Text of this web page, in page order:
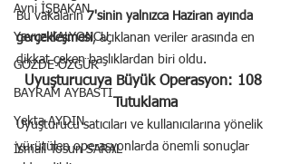
Avni İŞBAKAN
Yavuz KALYONCU
GÖZDE ÖZGÜR
BAYRAM AYBASTI
Yekta AYDIN
İsmail Tosun SARAL
Bu vakaların 7'sinin yalnızca Haziran ayında
gerçekleşmesi, açıklanan veriler arasında en
dikkat çeken başlıklardan biri oldu.
Uyuşturucuya Büyük Operasyon: 108
Tutuklama
Uyuşturucu satıcıları ve kullanıcılarına yönelik
yürütülen operasyonlarda önemli sonuçlar